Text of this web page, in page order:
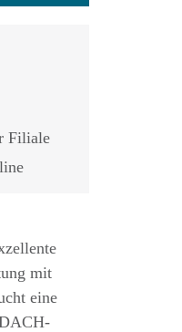
Filiale
mit
eine